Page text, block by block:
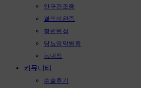
안구건조증
결막이완증
황반변성
당뇨망막병증
녹내장
커뮤니티
수술후기